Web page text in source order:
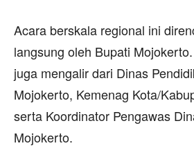
Acara berskala regional ini
langsung oleh Bupati
juga mengalir dari Dinas
Mojokerto, Kemenag Kota/
serta Koordinator Pengawas
Mojokerto.